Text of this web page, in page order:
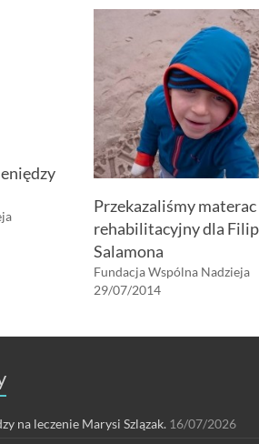
Przekazaliśmy materac
rehabilitacyjny dla
Salamona
Fundacja Wspólna Nadzieja
29/07/2014
na leczenie Marysi Szlązak. 16/07/2026